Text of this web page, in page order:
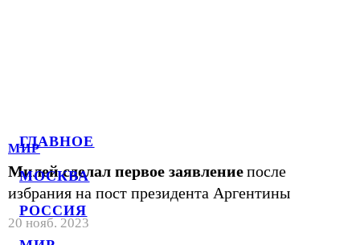
ГЛАВНОЕ
МОСКВА
РОССИЯ
МИР
Милей сделал первое заявлениепосле
избрания на пост президента Аргентины
20 нояб. 2023